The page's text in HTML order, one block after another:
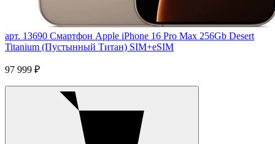
арт. 13690 Смартфон Apple iPhone 16 Pro Max 256Gb Desert
Titanium (Пустынный Титан) SIM+eSIM
97 999 ₽